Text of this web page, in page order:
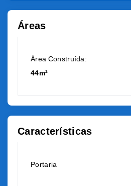
Áreas
Área Construída:
44m²
Características
Portaria